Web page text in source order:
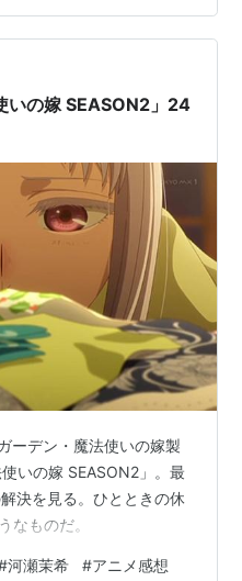
の嫁 SEASON2」24
ーデン・魔法使いの嫁製
いの嫁 SEASON2」。最
決を見る。ひとときの休
なものだ。
河瀬茉希 #アニメ感想